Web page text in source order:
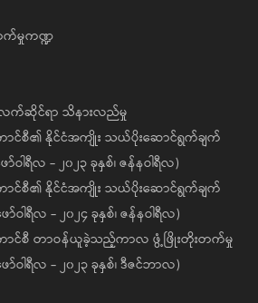
က်မှုကဏ္ဍ
က်ဆိုင်ရာ သိနားလည်မှု
ာင်စီ၏ နိုင်ငံအကျိုး သယ်ပိုးဆောင်ရွက်ချက်
ဝါရီလ - ၂၀၂၃ ခုနှစ်၊ ဇန်နဝါရီလ)
ာင်စီ၏ နိုင်ငံအကျိုး သယ်ပိုးဆောင်ရွက်ချက်
ဝါရီလ - ၂၀၂၄ ခုနှစ်၊ ဇန်နဝါရီလ)
ောင်စီ တာဝန်ယူခဲ့သည့်ကာလ ဖွံ့ဖြိုးတိုးတက်မှု
ာ်ဝါရီလ - ၂၀၂၃ ခုနှစ်၊ ဒီဇင်ဘာလ)